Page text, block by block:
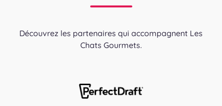
Découvrez les partenaires qui accompagnent Les
Chats Gourmets.